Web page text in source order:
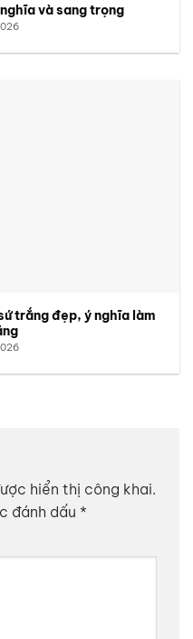
và sang trọng
trắng đẹp, ý nghĩa làm
hiển thị công khai.
đánh dấu *